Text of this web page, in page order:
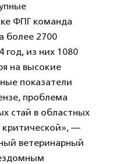
ФПГ команда
более 2700
из них 1080
на высокие
показатели
проблема
стай в областных
критической», —
ветеринарный